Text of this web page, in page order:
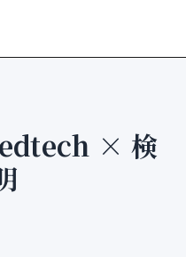
edtech × 検